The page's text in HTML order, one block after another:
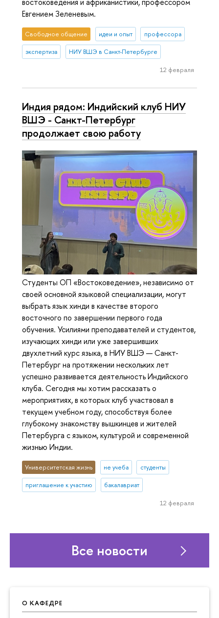
О КАФЕДРЕ
Евгением Зеленевым.
Свободное общение идеи и опыт профессора
экспертиза НИУ ВШЭ в Санкт-Петербурге
12 февраля
Индия рядом: Индийский клуб НИУ
ВШЭ - Санкт-Петербург
продолжает свою работу
Студенты ОП «Востоковедение», независимо от
своей основной языковой специализации, могут
выбрать язык хинди в качестве второго
восточного по завершении первого года
обучения. Усилиями преподавателей и студентов,
изучающих хинди или уже завершивших
двухлетний курс языка, в НИУ ВШЭ — Санкт-
Петербург на протяжении нескольких лет
успешно развивается деятельность Индийского
клуба. Сегодня мы хотим рассказать о
мероприятиях, в которых клуб участвовал в
текущем учебном году, способствуя более
глубокому знакомству вышкинцев и жителей
Петербурга с языком, культурой и современной
жизнью Индии.
Университетская жизнь не учеба студенты
приглашение к участию бакалавриат
12 февраля
Все новости